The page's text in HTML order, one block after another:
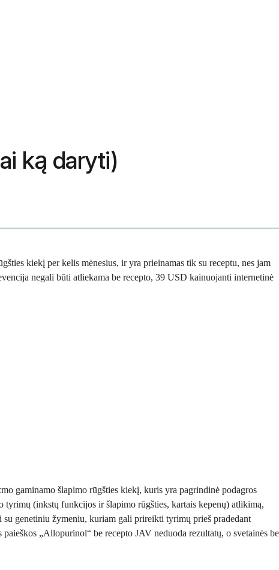
ką daryti)
kiekį per kelis mėnesius, ir yra prieinamas tik su receptu, nes jam
negali būti atliekama be recepto, 39 USD kainuojanti internetinė
gaminamo šlapimo rūgšties kiekį, kuris yra pagrindinė podagros
(inkstų funkcijos ir šlapimo rūgšties, kartais kepenų) atlikimą,
genetiniu žymeniu, kuriam gali prireikti tyrimų prieš pradedant
„Allopurinol“ be recepto JAV neduoda rezultatų, o svetainės be